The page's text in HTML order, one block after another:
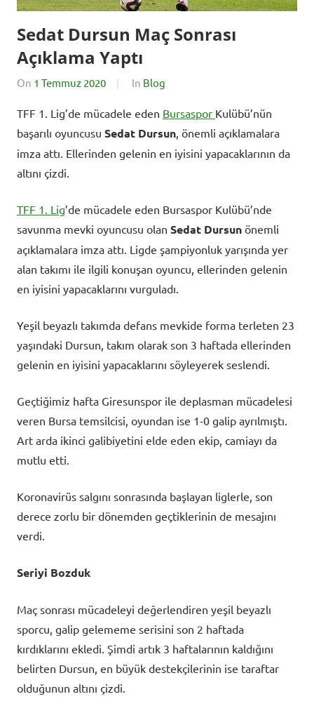
Sedat Dursun Maç Sonrası
Açıklama Yaptı
On 1 Temmuz 2020
By
In Blog
TFF 1. Lig’de mücadele eden Bursaspor Kulübü’nün
başarılı oyuncusu Sedat Dursun, önemli açıklamalara
imza attı. Ellerinden gelenin en iyisini yapacaklarının da
altını çizdi.
TFF 1. Lig’de mücadele eden Bursaspor Kulübü’nde
savunma mevki oyuncusu olan Sedat Dursun önemli
açıklamalara imza attı. Ligde şampiyonluk yarışında yer
alan takımı ile ilgili konuşan oyuncu, ellerinden gelenin
en iyisini yapacaklarını vurguladı.
Yeşil beyazlı takımda defans mevkide forma terleten 23
yaşındaki Dursun, takım olarak son 3 haftada ellerinden
gelenin en iyisini yapacaklarını söyleyerek seslendi.
Geçtiğimiz hafta Giresunspor ile deplasman mücadelesi
veren Bursa temsilcisi, oyundan ise 1-0 galip ayrılmıştı.
Art arda ikinci galibiyetini elde eden ekip, camiayı da
mutlu etti.
Koronavirüs salgını sonrasında başlayan liglerle, son
derece zorlu bir dönemden geçtiklerinin de mesajını
verdi.
Seriyi Bozduk
Maç sonrası mücadeleyi değerlendiren yeşil beyazlı
sporcu, galip gelememe serisini son 2 haftada
kırdıklarını ekledi. Şimdi artık 3 haftalarının kaldığını
belirten Dursun, en büyük destekçilerinin ise taraftar
olduğunun altını çizdi.